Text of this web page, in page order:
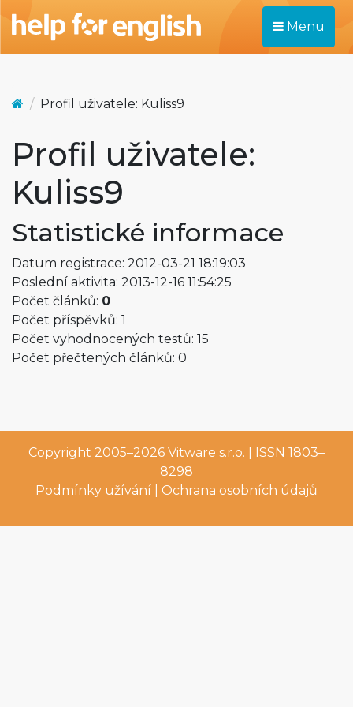
Menu
Profil uživatele: Kuliss9
Profil uživatele:
Kuliss9
Statistické informace
Datum registrace: 2012-03-21 18:19:03
Poslední aktivita: 2013-12-16 11:54:25
Počet článků: 0
Počet příspěvků: 1
Počet vyhodnocených testů: 15
Počet přečtených článků: 0
Copyright 2005–2026 Vitware s.r.o. | ISSN 1803–
8298
Podmínky užívání
Ochrana osobních údajů